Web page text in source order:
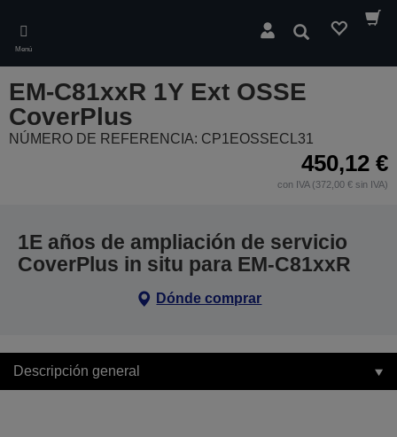
main
content
Menú
Buscar
EM-C81xxR 1Y Ext OSSE
CoverPlus
NÚMERO DE REFERENCIA: CP1EOSSECL31
450,12 €
con IVA (372,00 € sin IVA)
1E años de ampliación de servicio
CoverPlus in situ para EM-C81xxR
Dónde comprar
Descripción general